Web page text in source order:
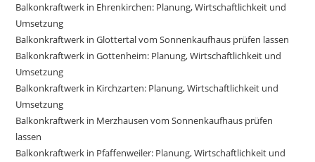
Balkonkraftwerk in Ehrenkirchen: Planung, Wirtschaftlichkeit und
Umsetzung
Balkonkraftwerk in Glottertal vom Sonnenkaufhaus prüfen lassen
Balkonkraftwerk in Gottenheim: Planung, Wirtschaftlichkeit und
Umsetzung
Balkonkraftwerk in Kirchzarten: Planung, Wirtschaftlichkeit und
Umsetzung
Balkonkraftwerk in Merzhausen vom Sonnenkaufhaus prüfen
lassen
Balkonkraftwerk in Pfaffenweiler: Planung, Wirtschaftlichkeit und